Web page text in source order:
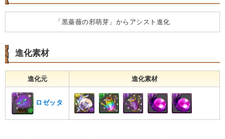
「黒薔薇の邪萌芽」からアシスト進化
進化素材
進化元 進化素材
ロゼッタ